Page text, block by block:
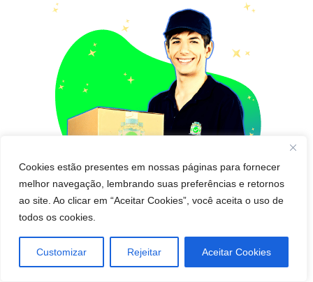
Cookies estão presentes em nossas páginas para fornecer
melhor navegação, lembrando suas preferências e retornos
ao site. Ao clicar em “Aceitar Cookies”, você aceita o uso de
todos os cookies.
Customizar Rejeitar Aceitar Cookies
Pedido de cápsula que seca barriga para Entregar
em Natal! Pague Depois de Receber